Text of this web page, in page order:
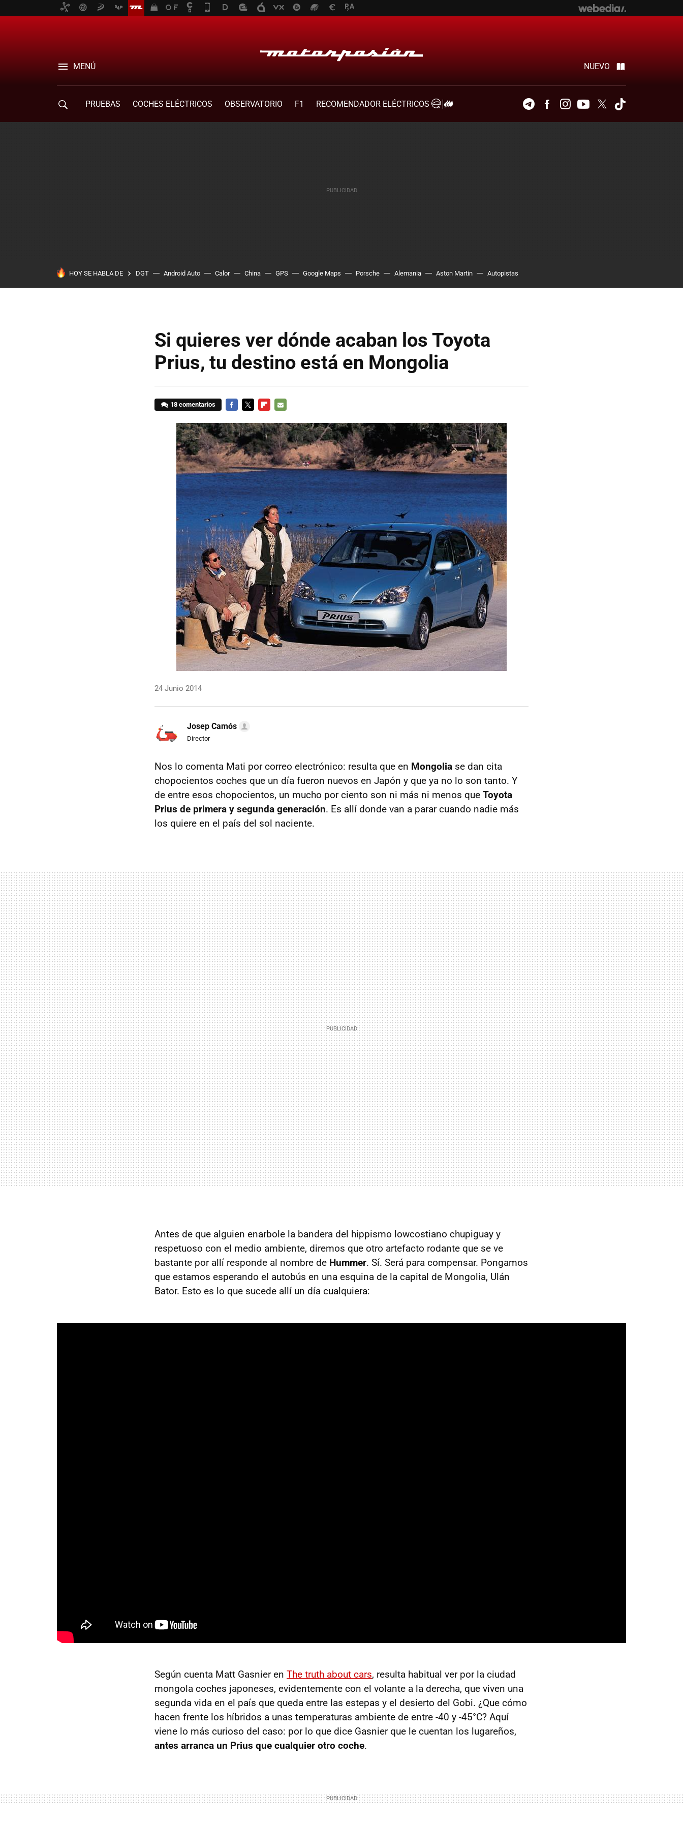
MENÚ NUEVO
PRUEBAS COCHES ELÉCTRICOS OBSERVATORIO F1
RECOMENDADOR ELÉCTRICOS
TelegramFacebookInstagramYoutubeTwitter
HOY SE HABLA DE DGT Android Auto Calor China GPS Google Maps Porsche Alemania Aston Martin Autopistas
Si quieres ver dónde acaban los Toyota
Prius, tu destino está en Mongolia
18 comentarios
MAIL
24 Junio 2014
Josep Camós
Director
Nos lo comenta Mati por correo electrónico: resulta que en Mongolia se dan cita
chopocientos coches que un día fueron nuevos en Japón y que ya no lo son tanto. Y
de entre esos chopocientos, un mucho por ciento son ni más ni menos que Toyota
Prius de primera y segunda generación. Es allí donde van a parar cuando nadie más
los quiere en el país del sol naciente.
Antes de que alguien enarbole la bandera del hippismo lowcostiano chupiguay y
respetuoso con el medio ambiente, diremos que otro artefacto rodante que se ve
bastante por allí responde al nombre de Hummer. Sí. Será para compensar. Pongamos
que estamos esperando el autobús en una esquina de la capital de Mongolia, Ulán
Bator. Esto es lo que sucede allí un día cualquiera:
Según cuenta Matt Gasnier en The truth about cars, resulta habitual ver por la ciudad
mongola coches japoneses, evidentemente con el volante a la derecha, que viven una
segunda vida en el país que queda entre las estepas y el desierto del Gobi. ¿Que cómo
hacen frente los híbridos a unas temperaturas ambiente de entre -40 y -45°C? Aquí
viene lo más curioso del caso: por lo que dice Gasnier que le cuentan los lugareños,
antes arranca un Prius que cualquier otro coche.